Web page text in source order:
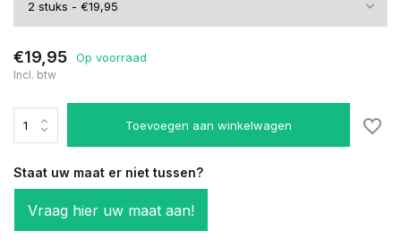
€19,95 Op voorraad
Incl. btw
Toevoegen aan winkelwagen
Staat uw maat er niet tussen?
Vraag hier uw maat aan!